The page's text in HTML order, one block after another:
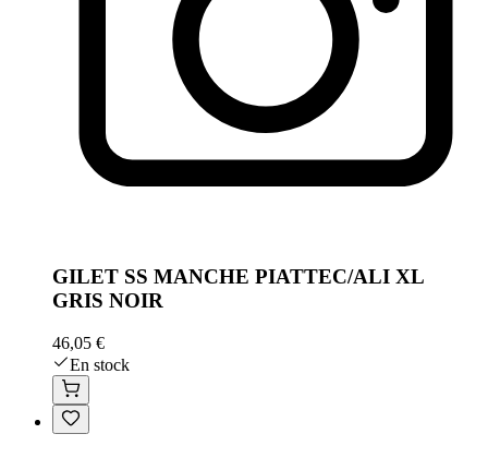
GILET SS MANCHE PIATTEC/ALI XL
GRIS NOIR
46,05 €
En stock